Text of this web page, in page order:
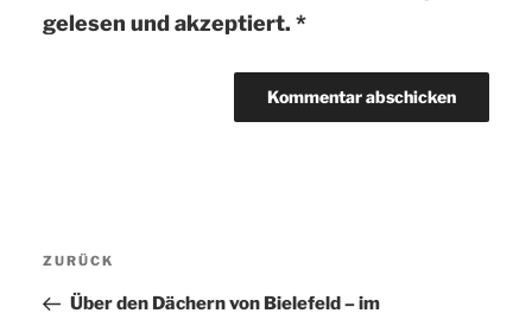
gelesen und akzeptiert. *
Vorheriger
Beitrag
ZURÜCK
Über den Dächern von Bielefeld – im